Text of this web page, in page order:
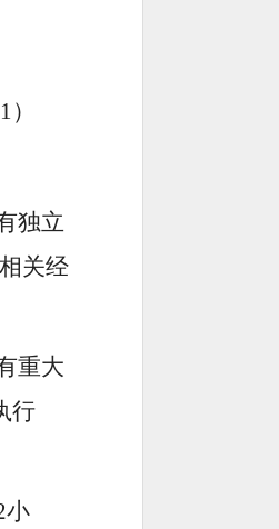
1）
独立
关经
重大
行
小